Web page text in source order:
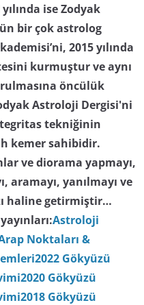
ise Zodyak
bir çok astrolog
2015 yılında
kurmuştur ve aynı
öncülük
Astroloji Dergisi'ni
tekniğinin
kemer sahibidir.
ve diorama yapmayı,
aramayı, yanılmayı ve
haline getirmiştir…
Astroloji
Noktaları &
2022 Gökyüzü
2020 Gökyüzü
2018 Gökyüzü